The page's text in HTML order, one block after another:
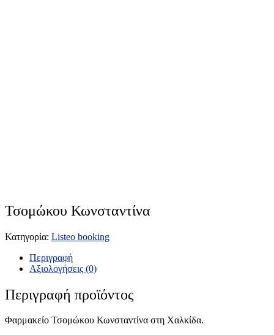
Τσομώκου Κωνσταντίνα
Κατηγορία: Listeo booking
Περιγραφή
Αξιολογήσεις (0)
Περιγραφή προϊόντος
Φαρμακείο Τσομώκου Κωνσταντίνα στη Χαλκίδα.